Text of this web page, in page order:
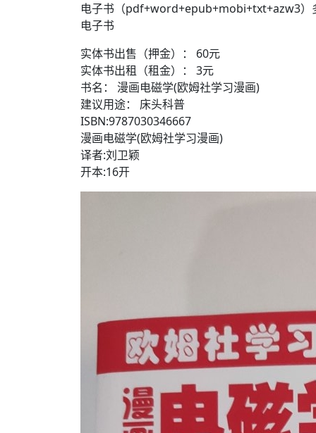
电子书（pdf+word+epub+mobi+txt+azw3）
电子书
实体书出售（押金）： 60元
实体书出租（租金）： 3元
书名： 漫画电磁学(欧姆社学习漫画)
建议用途： 床头科普
ISBN:9787030346667
漫画电磁学(欧姆社学习漫画)
译者:刘卫颖
开本:16开